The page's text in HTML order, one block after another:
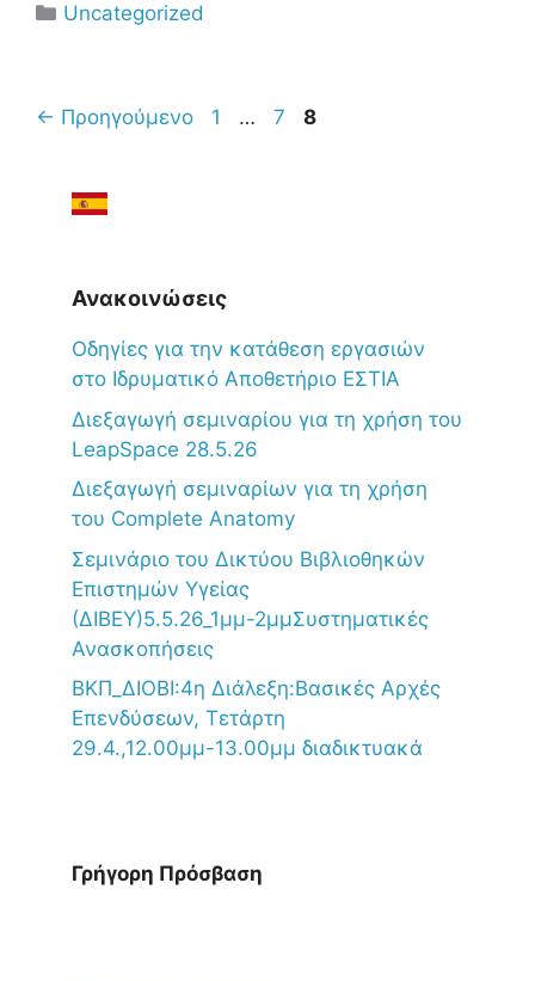
Uncategorized
← Προηγούμενο 1 … 7 8
Ανακοινώσεις
Oδηγίες για την κατάθεση εργασιών
στο Ιδρυματικό Αποθετήριο ΕΣΤΙΑ
Διεξαγωγή σεμιναρίου για τη χρήση του
LeapSpace 28.5.26
Διεξαγωγή σεμιναρίων για τη χρήση
του Complete Anatomy
Σεμινάριο του Δικτύου Βιβλιοθηκών
Επιστημών Υγείας
(ΔΙΒΕΥ)5.5.26_1μμ-2μμΣυστηματικές
Ανασκοπήσεις
ΒΚΠ_ΔΙΟΒΙ:4η Διάλεξη:Βασικές Αρχές
Επενδύσεων, Τετάρτη
29.4.,12.00μμ-13.00μμ διαδικτυακά
Γρήγορη Πρόσβαση